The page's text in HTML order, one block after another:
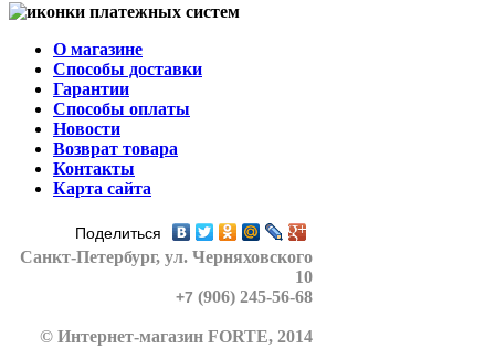
О магазине
Способы доставки
Гарантии
Способы оплаты
Новости
Возврат товара
Контакты
Карта сайта
Поделиться
Санкт-Петербург, ул. Черняховского
10
+7 (906) 245-56-68
© Интернет-магазин FORTE, 2014